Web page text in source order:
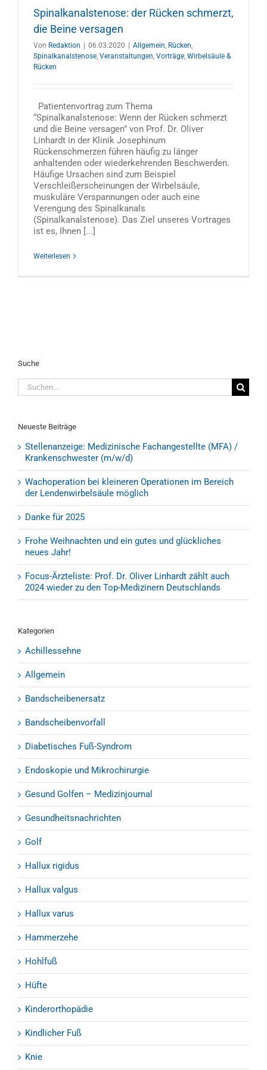
Spinalkanalstenose: der Rücken schmerzt,
die Beine versagen
Von Redaktion 06.03.2020 Allgemein, Rücken,
Spinalkanalstenose, Veranstaltungen, Vorträge, Wirbelsäule &
Rücken
Patientenvortrag zum Thema
“Spinalkanalstenose: Wenn der Rücken schmerzt
und die Beine versagen” von Prof. Dr. Oliver
Linhardt in der Klinik Josephinum
Rückenschmerzen führen häufig zu länger
anhaltenden oder wiederkehrenden Beschwerden.
Häufige Ursachen sind zum Beispiel
Verschleißerscheinungen der Wirbelsäule,
muskuläre Verspannungen oder auch eine
Verengung des Spinalkanals
(Spinalkanalstenose). Das Ziel unseres Vortrages
ist es, Ihnen [...]
Weiterlesen
Suche
Suche
nach:
Neueste Beiträge
Stellenanzeige: Medizinische Fachangestellte (MFA) /
Krankenschwester (m/w/d)
Wachoperation bei kleineren Operationen im Bereich
der Lendenwirbelsäule möglich
Danke für 2025
Frohe Weihnachten und ein gutes und glückliches
neues Jahr!
Focus-Ärzteliste: Prof. Dr. Oliver Linhardt zählt auch
2024 wieder zu den Top-Medizinern Deutschlands
Kategorien
Achillessehne
Allgemein
Bandscheibenersatz
Bandscheibenvorfall
Diabetisches Fuß-Syndrom
Endoskopie und Mikrochirurgie
Gesund Golfen – Medizinjournal
Gesundheitsnachrichten
Golf
Hallux rigidus
Hallux valgus
Hallux varus
Hammerzehe
Hohlfuß
Hüfte
Kinderorthopädie
Kindlicher Fuß
Knie